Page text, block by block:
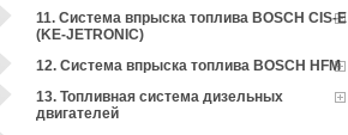
11. Система впрыска топлива BOSCH CIS-E
(KE-JETRONIC)
12. Система впрыска топлива BOSCH HFM
13. Топливная система дизельных
двигателей